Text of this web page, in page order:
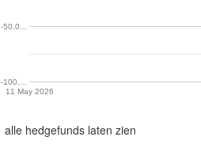
11 May 2026
-100.…
-50.0…
alle hedgefunds laten zien